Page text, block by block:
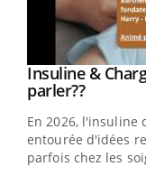
Youtube
Insuline &
parler??Youtube
En 2026, l'insuline
entourée d'idées
parfois chez les